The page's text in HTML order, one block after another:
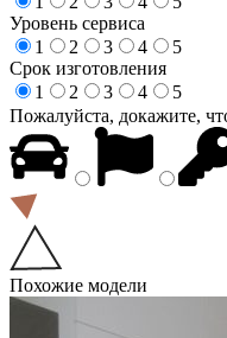
Уровень сервиса
1
2 3 4
5
Срок изготовления
1
2 3 4
5
Пожалуйста, докажите,
Похожие модели